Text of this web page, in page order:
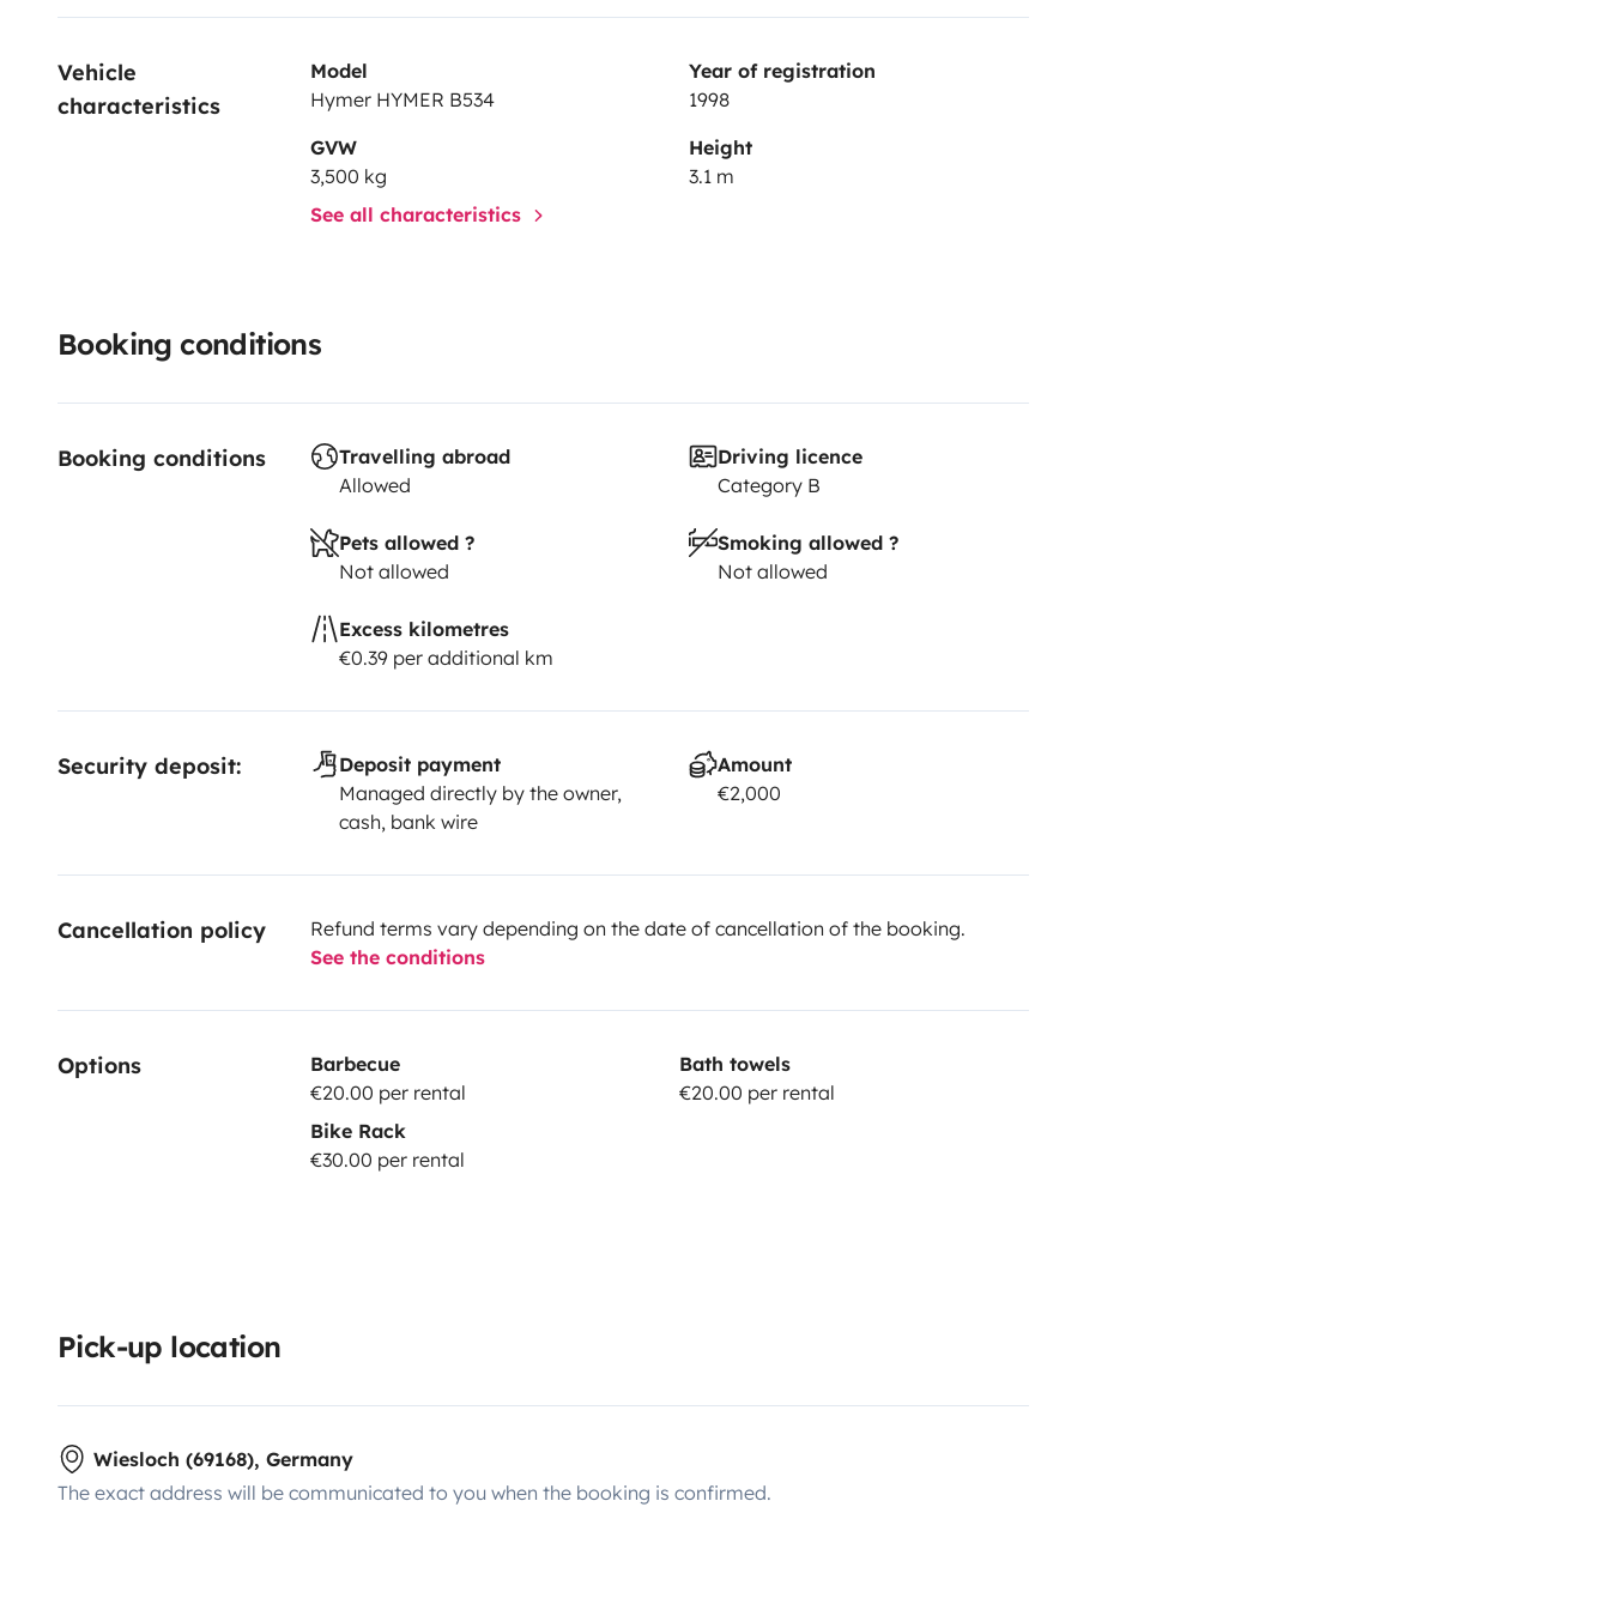
Vehicle
characteristics
Model
Hymer HYMER B534
Year of registration
1998
GVW
3,500 kg
Height
3.1 m
See all characteristics
Booking conditions
Booking conditions
Travelling abroad
Allowed
Driving licence
Category B
Pets allowed ?
Not allowed
Smoking allowed ?
Not allowed
Excess kilometres
€0.39 per additional km
Security deposit:
Deposit payment
Managed directly by the owner,
cash, bank wire
Amount
€2,000
Cancellation policy
Refund terms vary depending on the date of cancellation of the booking.
See the conditions
Options
Barbecue
€20.00 per rental
Bath towels
€20.00 per rental
Bike Rack
€30.00 per rental
Pick-up location
Wiesloch (69168), Germany
The exact address will be communicated to you when the booking is confirmed.